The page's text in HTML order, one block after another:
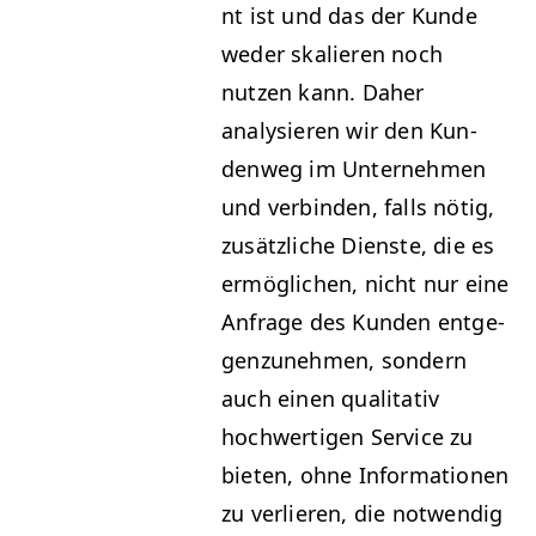
nt ist und das der Kunde
wed­er skalieren noch
nutzen kann. Daher
analysieren wir den Kun­
den­weg im Unternehmen
und verbinden, falls nötig,
zusät­zliche Dien­ste, die es
ermöglichen, nicht nur eine
Anfrage des Kun­den ent­ge­
gen­zunehmen, son­dern
auch einen qual­i­ta­tiv
hochw­er­ti­gen Ser­vice zu
bieten, ohne Infor­ma­tio­nen
zu ver­lieren, die notwendig